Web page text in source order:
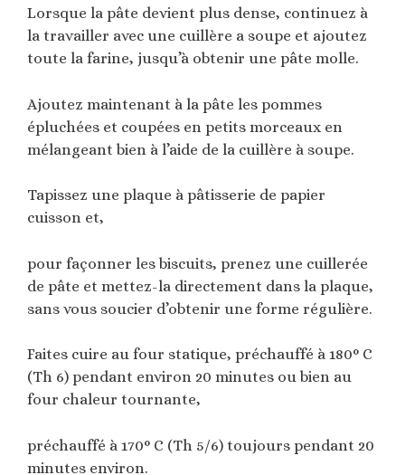
Lorsque la pâte devient plus dense, continuez à
la travailler avec une cuillère a soupe et ajoutez
toute la farine, jusqu’à obtenir une pâte molle.
Ajoutez maintenant à la pâte les pommes
épluchées et coupées en petits morceaux en
mélangeant bien à l’aide de la cuillère à soupe.
Tapissez une plaque à pâtisserie de papier
cuisson et,
pour façonner les biscuits, prenez une cuillerée
de pâte et mettez-la directement dans la plaque,
sans vous soucier d’obtenir une forme régulière.
Faites cuire au four statique, préchauffé à 180° C
(Th 6) pendant environ 20 minutes ou bien au
four chaleur tournante,
préchauffé à 170° C (Th 5/6) toujours pendant 20
minutes environ.